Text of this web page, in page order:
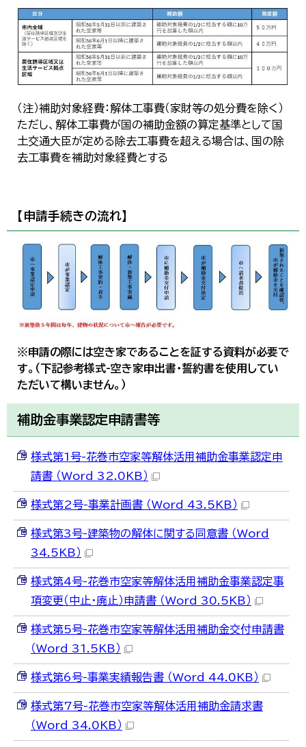
（注）補助対象経費：解体工事費（家財等の処分費を除く）
ただし、解体工事費が国の補助金額の算定基準として国
土交通大臣が定める除去工事費を超える場合は、国の除
去工事費を補助対象経費とする
【申請手続きの流れ】
※申請の際には空き家であることを証する資料が必要で
す。（下記参考様式-空き家申出書・誓約書を使用してい
ただいて構いません。）
補助金事業認定申請書等
様式第1号-花巻市空家等解体活用補助金事業認定申
請書 （Word 32.0KB）
様式第2号-事業計画書 （Word 43.5KB）
様式第3号-建築物の解体に関する同意書 （Word
34.5KB）
様式第4号-花巻市空家等解体活用補助金事業認定事
項変更（中止・廃止）申請書 （Word 30.5KB）
様式第5号-花巻市空家等解体活用補助金交付申請書
（Word 31.5KB）
様式第6号-事業実績報告書 （Word 44.0KB）
様式第7号-花巻市空家等解体活用補助金請求書
（Word 34.0KB）